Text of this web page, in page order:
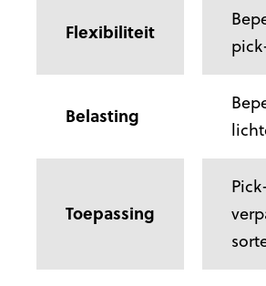
Flexibiliteit
Belasting
Toepassing